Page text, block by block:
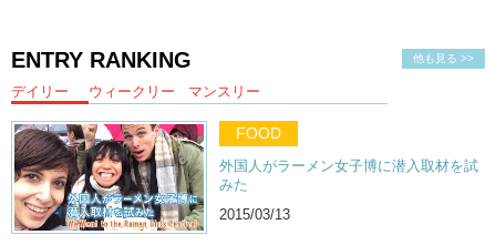
他も見る >>
ENTRY RANKING
デイリー ウィークリー マンスリー
FOOD
外国人がラーメン女子博に潜入取材を試
みた
2015/03/13